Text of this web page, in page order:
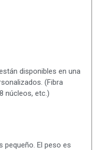
disponibles en una
(Fibra
núcleos, etc.)
pequeño. El peso es